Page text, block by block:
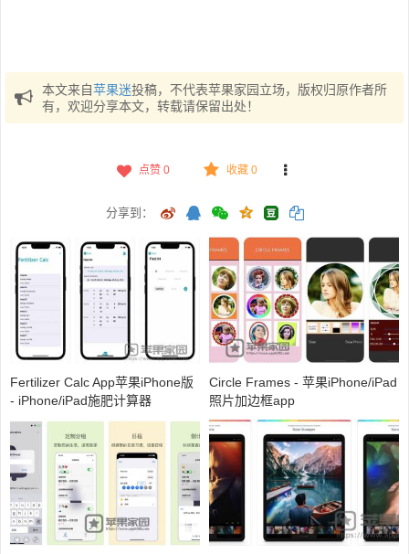
本文来自苹果迷投稿，不代表苹果家园立场，版权归原作者所
有，欢迎分享本文，转载请保留出处！
点赞 0 收藏 0
分享到：
Fertilizer Calc App苹果iPhone版
- iPhone/iPad施肥计算器
Circle Frames - 苹果iPhone/iPad
照片加边框app